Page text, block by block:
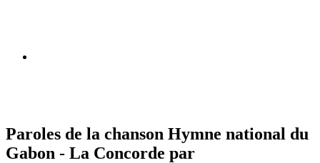
Paroles de la chanson Hymne national du
Gabon - La Concorde par